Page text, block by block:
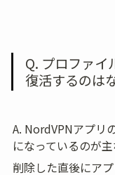
Q. プロファイ
復活するのは
A. NordVPNアプリ
になっているのが主
削除した直後にア